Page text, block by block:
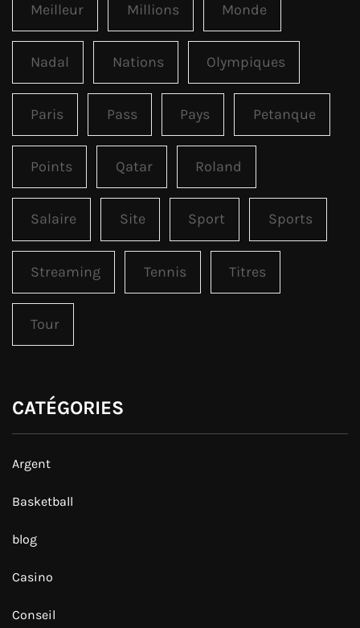
Meilleur Millions Monde
Nadal Nations Olympiques
Paris Pass Pays Petanque
Points Qatar Roland
Salaire Site Sport Sports
Streaming Tennis Titres
Tour
CATÉGORIES
Argent
Basketball
blog
Casino
Conseil